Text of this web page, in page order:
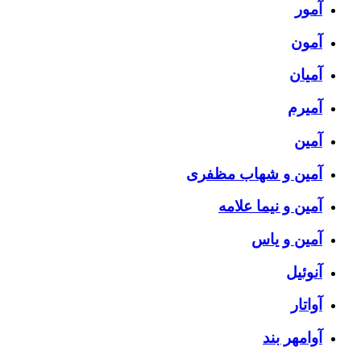
آمور
آمون
آمیان
آمیرم
آمین
آمین و شهاب مظفری
آمین و نیما علامه
آمین و یاس
آنوئیل
آواتار
آوامهر بند